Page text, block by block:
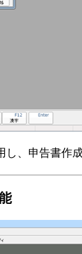
、申告書作